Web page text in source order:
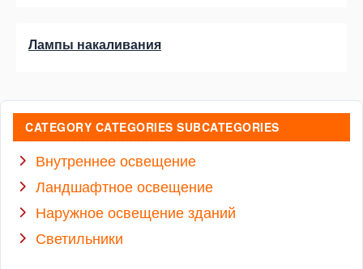
Лампы накаливания
CATEGORY CATEGORIES SUBCATEGORIES
Внутреннее освещение
Ландшафтное освещение
Наружное освещение зданий
Светильники